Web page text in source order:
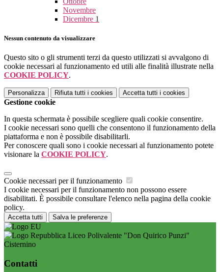
Novembre
Dicembre 1
Nessun contenuto da visualizzare
Questo sito o gli strumenti terzi da questo utilizzati si avvalgono di
cookie necessari al funzionamento ed utili alle finalità illustrate nella
COOKIE POLICY.
Personalizza Rifiuta tutti i cookies Accetta tutti i cookies
Gestione cookie
In questa schermata è possibile scegliere quali cookie consentire.
I cookie necessari sono quelli che consentono il funzionamento della
piattaforma e non è possibile disabilitarli.
Per conoscere quali sono i cookie necessari al funzionamento potete
visionare la COOKIE POLICY.
Cookie necessari per il funzionamento
I cookie necessari per il funzionamento non possono essere
disabilitati. È possibile consultare l'elenco nella pagina della cookie
policy.
Accetta tutti Salva le preferenze
Liceo Polivalente "Don Quirico Punzi"
Cisternino
Contatti